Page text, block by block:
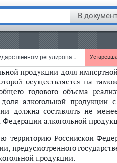
В
Федеральный закон от 22 ноября 1995 г. N 171-ФЗ "О государственном регулировании производства и оборота этилового спирта, алкогольной и спиртосодержащей продукции"
контроля за
утвержденноеприказомГТК РФ
2001 г. N 1232 о вывозе и ввозе
продукции доля
осуществляется на
годового объема
алкогольной продукции
должна составлять не
алкогольной
территорию Российской
предусмотренного
продукции.